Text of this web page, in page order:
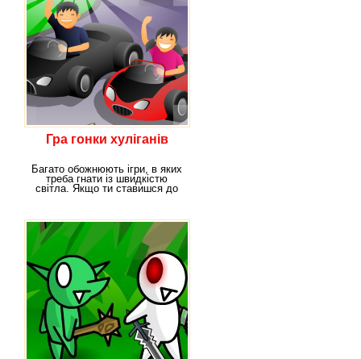
Гра гонки хуліганів
Багато обожнюють ігри, в яких
треба гнати із швидкістю
світла. Якщо ти ставишся до